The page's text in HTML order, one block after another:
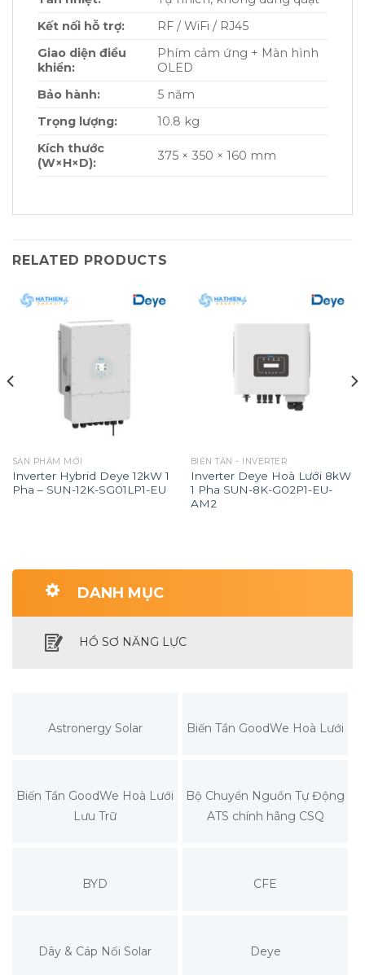
Kết nối hỗ trợ:
RF / WiFi / RJ45
Giao diện điều
khiển:
Phím cảm ứng + Màn hình
OLED
Bảo hành:
5 năm
Trọng lượng:
10.8 kg
Kích thước
(W×H×D):
375 × 350 × 160 mm
RELATED PRODUCTS
SẢN PHẨM MỚI
Inverter Hybrid Deye 12kW 1
Pha – SUN-12K-SG01LP1-EU
BIẾN TẦN - INVERTER
Inverter Deye Hoà Lưới 8kW
1 Pha SUN-8K-G02P1-EU-
AM2
DANH MỤC
HỒ SƠ NĂNG LỰC
Astronergy Solar Biến Tần GoodWe Hoà Lưới
Biến Tần GoodWe Hoà Lưới
Lưu Trữ
Bộ Chuyển Nguồn Tự Động
ATS chính hãng CSQ
BYD CFE
Dây & Cáp Nối Solar Deye